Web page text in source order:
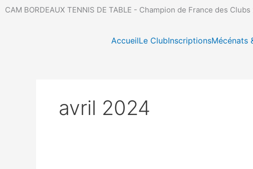
Aller
CAM BORDEAUX TENNIS DE TABLE - Champion de France des
AccueilLe ClubInscriptionsMécénats
avril 2024